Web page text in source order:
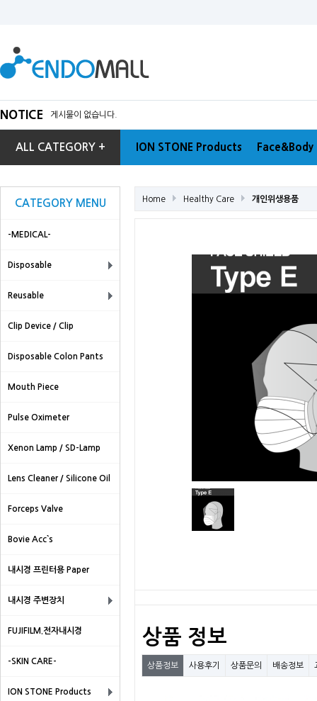
NOTICE 게시물이 없습니다.
ALL CATEGORY + ION STONE Products
CATEGORY MENU
-MEDICAL-
Disposable
Reusable
Clip Device / Clip
Disposable Colon Pants
Mouth Piece
Pulse Oximeter
Xenon Lamp / SD-Lamp
Lens Cleaner / Silicone Oil
Forceps Valve
Bovie Acc`s
내시경 프린터용 Paper
내시경 주변장치
FUJIFILM.전자내시경
-SKIN CARE-
ION STONE Products
Home Healthy Care 개인위생용품
상품 정보
상품정보 사용후기 상품문의 배송정보